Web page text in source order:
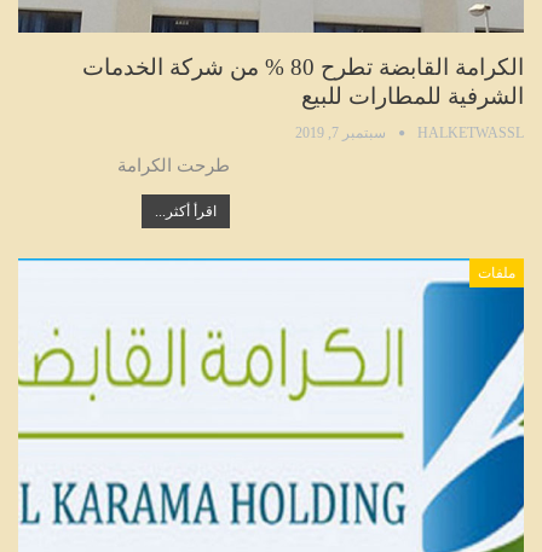
الكرامة القابضة تطرح 80 % من شركة الخدمات
الشرفية للمطارات للبيع
HALKETWASSL سبتمبر 7, 2019
طرحت الكرامة
اقرأ أكثر...
ملفات